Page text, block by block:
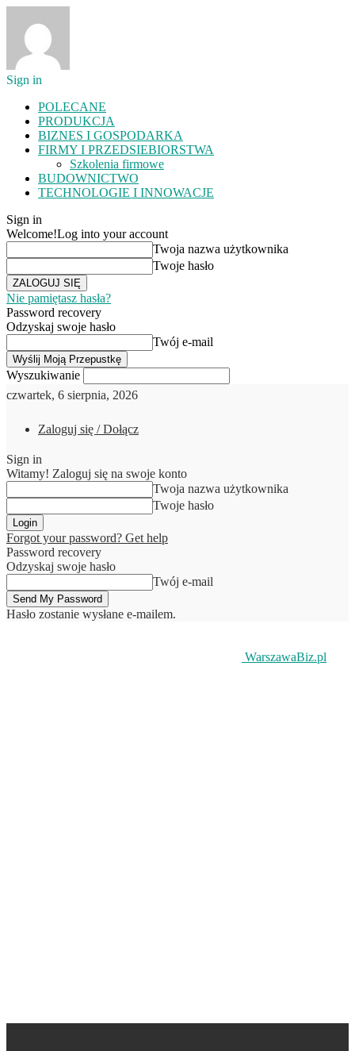
Sign in
POLECANE
PRODUKCJA
BIZNES I GOSPODARKA
FIRMY I PRZEDSIEBIORSTWA
Szkolenia firmowe
BUDOWNICTWO
TECHNOLOGIE I INNOWACJE
Sign in
Welcome!Log into your account
Twoja nazwa użytkownika
Twoje hasło
Nie pamiętasz hasła?
Password recovery
Odzyskaj swoje hasło
Twój e-mail
Wyszukiwanie
czwartek, 6 sierpnia, 2026
Zaloguj się / Dołącz
Sign in
Witamy! Zaloguj się na swoje konto
Twoja nazwa użytkownika
Twoje hasło
Forgot your password? Get help
Password recovery
Odzyskaj swoje hasło
Twój e-mail
Hasło zostanie wysłane e-mailem.
WarszawaBiz.pl